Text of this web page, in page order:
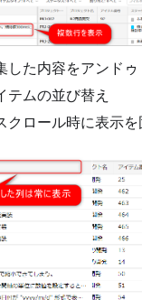
た内容をアンドゥ
ムの並び替え
ロール時に表示を